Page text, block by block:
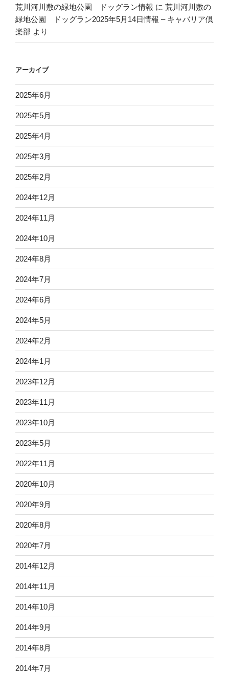
荒川河川敷の緑地公園 ドッグラン情報 に 荒川河川敷の
緑地公園 ドッグラン2025年5月14日情報 – キャバリア倶
楽部 より
アーカイブ
2025年6月
2025年5月
2025年4月
2025年3月
2025年2月
2024年12月
2024年11月
2024年10月
2024年8月
2024年7月
2024年6月
2024年5月
2024年2月
2024年1月
2023年12月
2023年11月
2023年10月
2023年5月
2022年11月
2020年10月
2020年9月
2020年8月
2020年7月
2014年12月
2014年11月
2014年10月
2014年9月
2014年8月
2014年7月